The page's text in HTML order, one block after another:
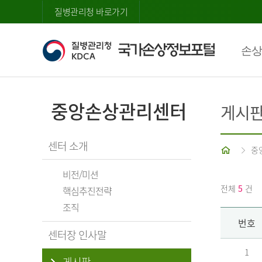
질병관리청 바로가기
손
중앙손상관리센터
센터 소개
비전/미션
핵심추진전략
조직
센터장 인사말
게시
중
전체 5 건
번호
1